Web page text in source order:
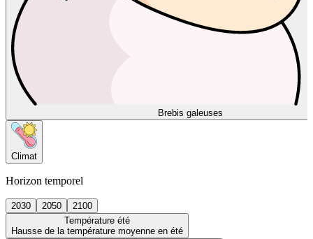
Brebis galeuses
Climat
Horizon temporel
2030 2050
2100
Température été
Hausse de la température moyenne en été